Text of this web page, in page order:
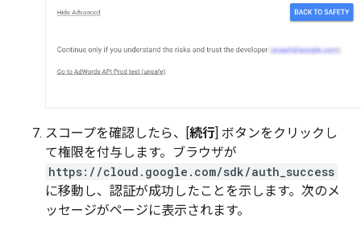
スコープを確認したら、[続行] ボタンをクリックし
て権限を付与します。ブラウザが
https://cloud.google.com/sdk/auth_success
に移動し、認証が成功したことを示します。次のメ
ッセージがページに表示されます。